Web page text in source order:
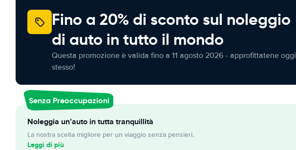
Fino a 20% di sconto sul noleggio
di auto in tutto il mondo
Questa promozione è valida fino a 11 agosto 2026 - approfittatene oggi
stesso!
Senza Preoccupazioni
Noleggia un’auto in tutta tranquillità
La nostra scelta migliore per un viaggio senza pensieri.
Leggi di più